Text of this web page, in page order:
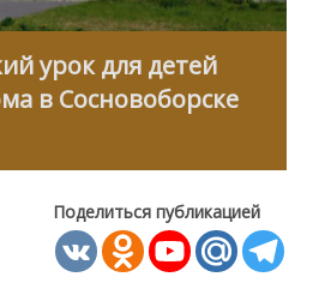
урок для детей
в Сосновоборске
Поделиться публикацией